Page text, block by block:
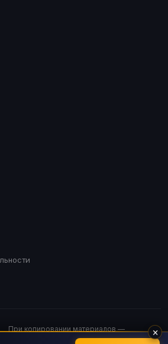
При копировании материалов —
обязательна активная ссылка.
×